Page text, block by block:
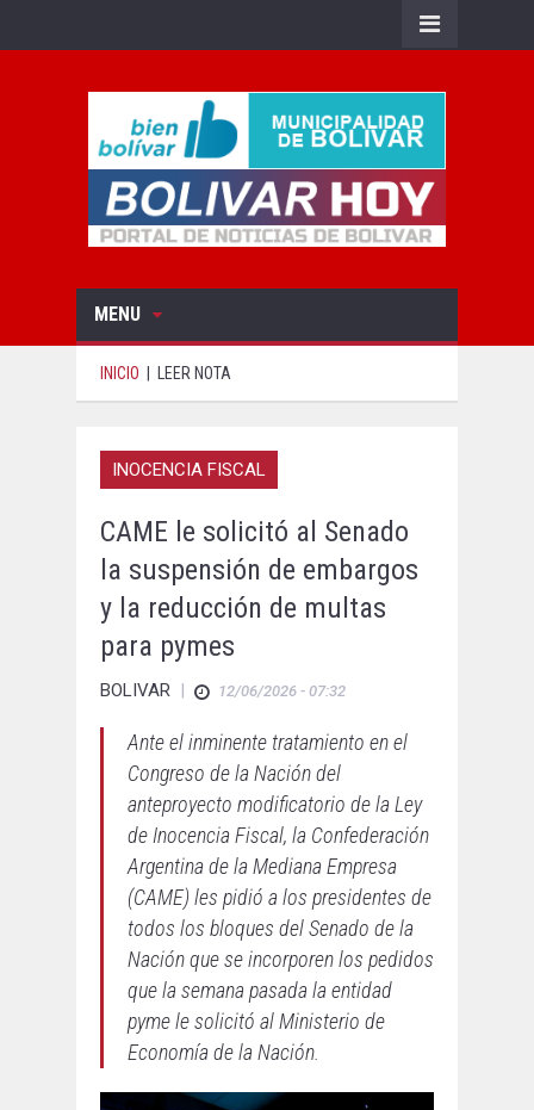
MENU
INICIO LEER NOTA
INOCENCIA FISCAL
CAME le solicitó al Senado
la suspensión de embargos
y la reducción de multas
para pymes
BOLIVAR | 12/06/2026 - 07:32
Ante el inminente tratamiento en el
Congreso de la Nación del
anteproyecto modificatorio de la Ley
de Inocencia Fiscal, la Confederación
Argentina de la Mediana Empresa
(CAME) les pidió a los presidentes de
todos los bloques del Senado de la
Nación que se incorporen los pedidos
que la semana pasada la entidad
pyme le solicitó al Ministerio de
Economía de la Nación.